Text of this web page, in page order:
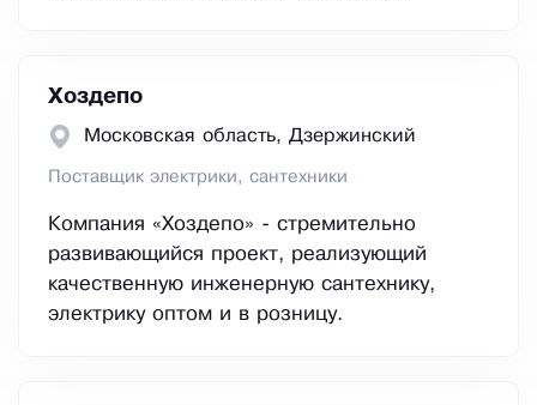
Хоздепо
Московская область, Дзержинский
Поставщик электрики, сантехники
Компания «Хоздепо» - стремительно
развивающийся проект, реализующий
качественную инженерную сантехнику,
электрику оптом и в розницу.